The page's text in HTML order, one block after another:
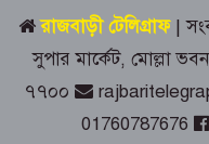
রাজবাড়ী টেলিগ্রাফ |
সুপার মার্কেট, মোল্লা
৭৭০০
01760787676